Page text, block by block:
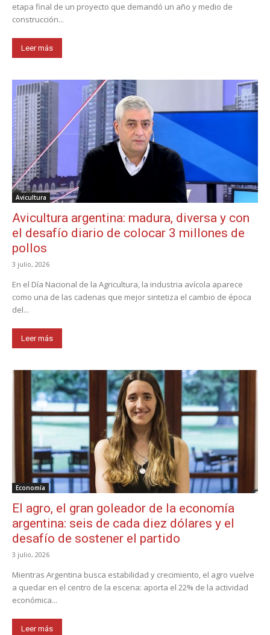
etapa final de un proyecto que demandó un año y medio de
construcción...
Leer más
Avicultura
Avicultura argentina: madura, diversa y con
el desafío diario de colocar 3 millones de
pollos
3 julio, 2026
En el Día Nacional de la Agricultura, la industria avícola aparece
como una de las cadenas que mejor sintetiza el cambio de época
del...
Leer más
Economía
El agro, el gran goleador de la economía
argentina: seis de cada diez dólares y el
desafío de sostener el partido
3 julio, 2026
Mientras Argentina busca estabilidad y crecimiento, el agro vuelve
a quedar en el centro de la escena: aporta el 22% de la actividad
económica...
Leer más